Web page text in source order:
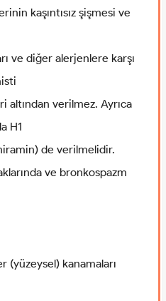
kaşıntısız şişmesi ve
ve diğer alerjenlere karşı
altından verilmez. Ayrıca
H1
de verilmelidir.
ve bronkospazm
(yüzeysel) kanamaları